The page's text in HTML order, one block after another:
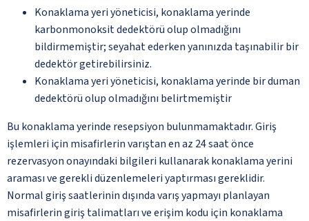
Konaklama yeri yöneticisi, konaklama yerinde
karbonmonoksit dedektörü olup olmadığını
bildirmemiştir; seyahat ederken yanınızda taşınabilir bir
dedektör getirebilirsiniz.
Konaklama yeri yöneticisi, konaklama yerinde bir duman
dedektörü olup olmadığını belirtmemiştir
Bu konaklama yerinde resepsiyon bulunmamaktadır. Giriş
işlemleri için misafirlerin varıştan en az 24 saat önce
rezervasyon onayındaki bilgileri kullanarak konaklama yerini
araması ve gerekli düzenlemeleri yaptırması gereklidir.
Normal giriş saatlerinin dışında varış yapmayı planlayan
misafirlerin giriş talimatları ve erişim kodu için konaklama